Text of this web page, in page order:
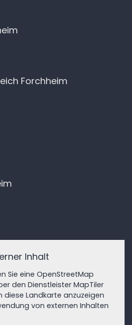
Forchheim
Inhalt
Sie eine OpenStreetMap
den Dienstleister MapTiler
diese Landkarte anzuzeigen
von externen Inhalten